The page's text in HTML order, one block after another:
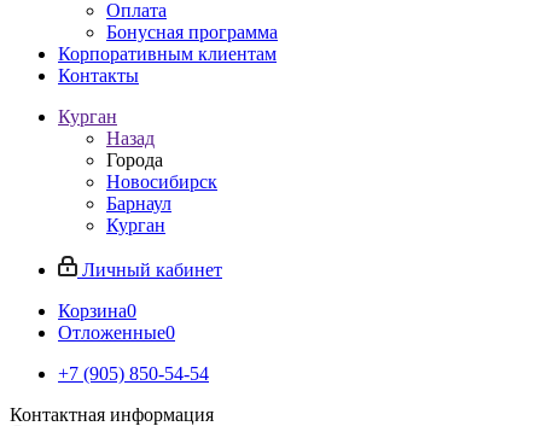
Оплата
Бонусная программа
Корпоративным клиентам
Контакты
Курган
Назад
Города
Новосибирск
Барнаул
Курган
Личный кабинет
Корзина0
Отложенные0
+7 (905) 850-54-54
Контактная информация